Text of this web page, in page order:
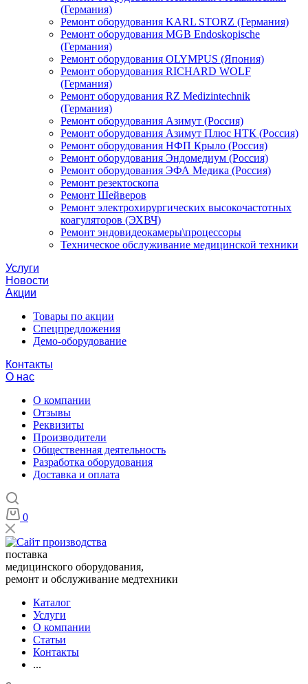
(Германия)
Ремонт оборудования KARL STORZ (Германия)
Ремонт оборудования MGB Endoskopische
(Германия)
Ремонт оборудования OLYMPUS (Япония)
Ремонт оборудования RICHARD WOLF
(Германия)
Ремонт оборудования RZ Medizintechnik
(Германия)
Ремонт оборудования Азимут (Россия)
Ремонт оборудования Азимут Плюс НТК (Россия)
Ремонт оборудования НФП Крыло (Россия)
Ремонт оборудования Эндомедиум (Россия)
Ремонт оборудования ЭФА Медика (Россия)
Ремонт резектоскопа
Ремонт Шейверов
Ремонт электрохирургических высокочастотных
коагуляторов (ЭХВЧ)
Ремонт эндовидеокамеры\процессоры
Техническое обслуживание медицинской техники
Услуги
Новости
Акции
Товары по акции
Спецпредложения
Демо-оборудование
Контакты
О нас
О компании
Отзывы
Реквизиты
Производители
Общественная деятельность
Разработка оборудования
Доставка и оплата
0
поставка
медицинского оборудования,
ремонт и обслуживание медтехники
Каталог
Услуги
О компании
Статьи
Контакты
...